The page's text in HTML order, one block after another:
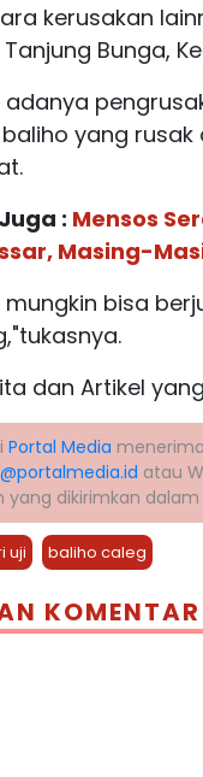
kerusakan
Bunga,
adanya
baliho yang
: Mensos
Masing-
mungkin bisa
dan Artikel
Portal Media
atau
yang dikirimkan
uji baliho caleg
KOMENTAR